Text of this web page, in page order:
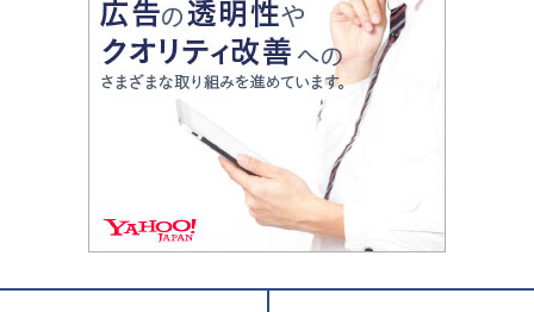
鳥取県
島根県 岡山県 広島県
香川県
高知県
長崎県 熊本県
鹿児島県 沖縄県
中学受験に熱心な市区町村ランキング
小学校受験
家庭教師
情報Ⅰ、数学が苦手な人注目！最短距離の学力
アップ法
悩み多き「大学受験」相談室
英語・英会話・英検対策
小学校教師が解説！中学受験のリアル
教育ジャーナリストが徹底解説！ 大学受験の羅
ママテクエグザム
進化する中高一貫校・高校